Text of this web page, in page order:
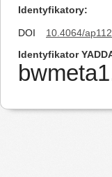
Identyfikatory
DOI
10.4064/
Identyfikator